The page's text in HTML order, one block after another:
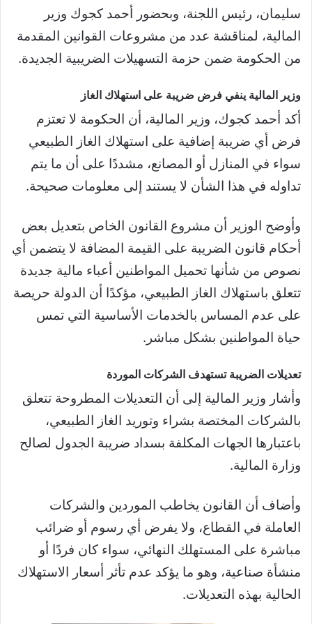
سليمان، رئيس اللجنة، وبحضور أحمد كجوك وزير
المالية، لمناقشة عدد من مشروعات القوانين المقدمة
من الحكومة ضمن حزمة التسهيلات الضريبية الجديدة.
وزير المالية ينفي فرض ضريبة على استهلاك الغاز
أكد أحمد كجوك، وزير المالية، أن الحكومة لا تعتزم
فرض أي ضريبة إضافية على استهلاك الغاز الطبيعي
سواء في المنازل أو المصانع، مشددًا على أن ما يتم
تداوله في هذا الشأن لا يستند إلى معلومات صحيحة.
وأوضح الوزير أن مشروع القانون الخاص بتعديل بعض
أحكام قانون الضريبة على القيمة المضافة لا يتضمن أي
نصوص من شأنها تحميل المواطنين أعباء مالية جديدة
تتعلق باستهلاك الغاز الطبيعي، مؤكدًا أن الدولة حريصة
على عدم المساس بالخدمات الأساسية التي تمس
حياة المواطنين بشكل مباشر.
تعديلات الضريبة تستهدف الشركات الموردة
وأشار وزير المالية إلى أن التعديلات المطروحة تتعلق
بالشركات المختصة بشراء وتوريد الغاز الطبيعي،
باعتبارها الجهات المكلفة بسداد ضريبة الجدول لصالح
وزارة المالية.
وأضاف أن القانون يخاطب الموردين والشركات
العاملة في القطاع، ولا يفرض أي رسوم أو ضرائب
مباشرة على المستهلك النهائي، سواء كان فردًا أو
منشأة صناعية، وهو ما يؤكد عدم تأثر أسعار الاستهلاك
الحالية بهذه التعديلات.